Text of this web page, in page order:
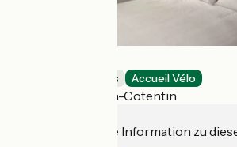
Holiday residences Accueil Vélo
Cherbourg-en-Cotentin
Haben Sie eine Information zu